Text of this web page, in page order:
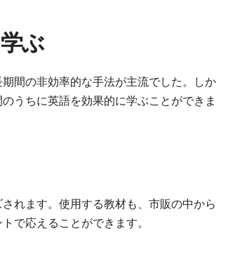
ぶ
間の非効率的な手法が主流でした。しか
うちに英語を効果的に学ぶことができま
れます。使用する教材も、市販の中から
で応えることができます。